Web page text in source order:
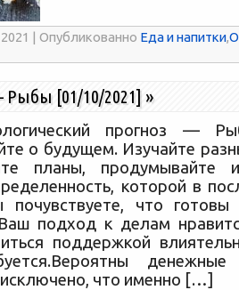
| Опубликованно Еда и напитки,
Рыбы [01/10/2021] »
прогноз —
о будущем. Изучайте
планы, продумывайте
которой в
почувствуете, что
подход к делам
поддержкой
что именно […]